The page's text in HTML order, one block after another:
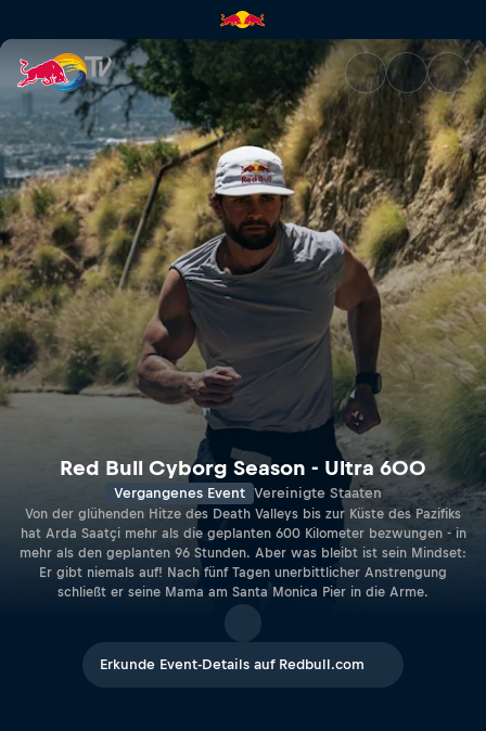
Red Bull Cyborg Season -
Red Bull Cyborg Season - Ultra 600
Vergangenes Event Vereinigte Staaten
Von der glühenden Hitze des Death Valleys bis zur Küste des Pazifiks
hat Arda Saatçi mehr als die geplanten 600 Kilometer bezwungen - in
mehr als den geplanten 96 Stunden. Aber was bleibt ist sein Mindset:
Er gibt niemals auf! Nach fünf Tagen unerbittlicher Anstrengung
schließt er seine Mama am Santa Monica Pier in die Arme.
Erkunde Event-Details auf Redbull.com